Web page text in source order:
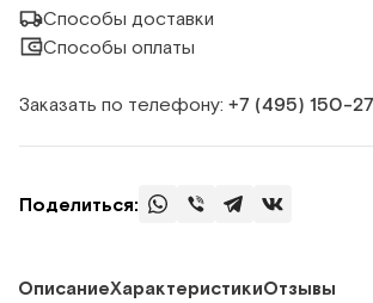
Способы доставки
Способы оплаты
Заказать по телефону: +7 (495)
Поделиться:
ОписаниеХарактеристикиОтзывы